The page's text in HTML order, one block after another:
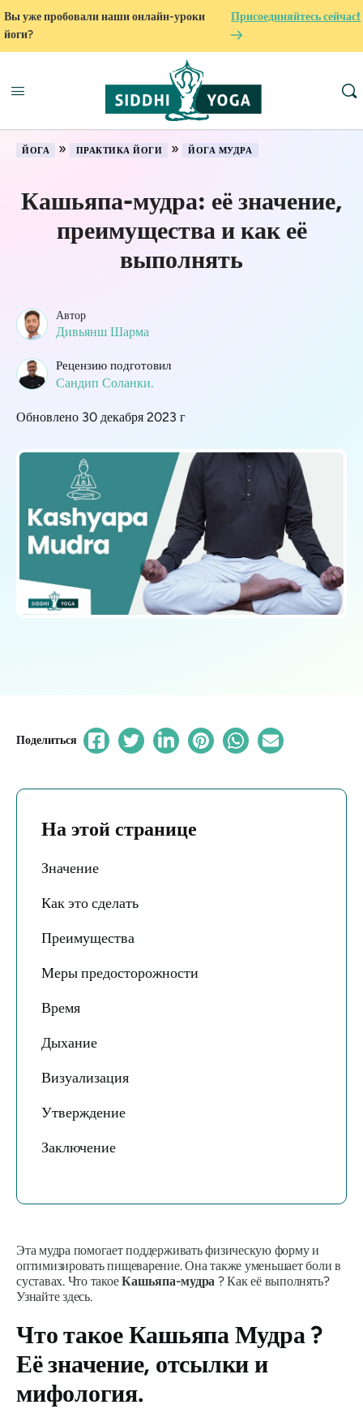
Вы уже пробовали наши онлайн-уроки
йоги?
Присоединяйтесь сейчас!
ЙОГА » ПРАКТИКА ЙОГИ » ЙОГА МУДРА
Кашьяпа-мудра: её значение,
преимущества и как её
выполнять
Автор
Дивьянш Шарма
Рецензию подготовил
Сандип Соланки.
Обновлено 30 декабря 2023 г
Поделиться
На этой странице
Значение
Как это сделать
Преимущества
Меры предосторожности
Время
Дыхание
Визуализация
Утверждение
Заключение
Этамудрапомогает поддерживать физическую форму и
оптимизировать пищеварение. Она также уменьшает боли в
суставах. Что такоеКашьяпа-мудра ? Как её выполнять?
Узнайте здесь.
Что такоеКашьяпаМудра?
Её значение, отсылки и
мифология.